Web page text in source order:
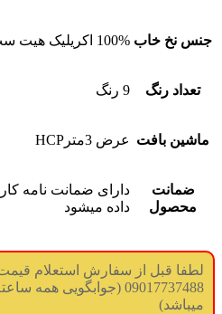
جنس نخ خاب 100% اکریلیک هیت ست شده
تعداد رنگ 9 رنگ
ماشین بافت عرض 3مترHCP
ضمانت
محصول
دارای ضمانت نامه
داده میشود
لطفا قبل از سفارش استعلام
09017737488 (جوابگویی
میباشد)